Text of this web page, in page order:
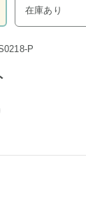
在庫あり
P